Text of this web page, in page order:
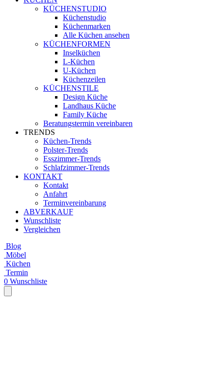
KÜCHENSTUDIO
Küchenstudio
Küchenmarken
Alle Küchen ansehen
KÜCHENFORMEN
Inselküchen
L-Küchen
U-Küchen
Küchenzeilen
KÜCHENSTILE
Design Küche
Landhaus Küche
Family Küche
Beratungstermin vereinbaren
TRENDS
Küchen-Trends
Polster-Trends
Esszimmer-Trends
Schlafzimmer-Trends
KONTAKT
Kontakt
Anfahrt
Terminvereinbarung
ABVERKAUF
Wunschliste
Vergleichen
Blog
Möbel
Küchen
Termin
0 Wunschliste